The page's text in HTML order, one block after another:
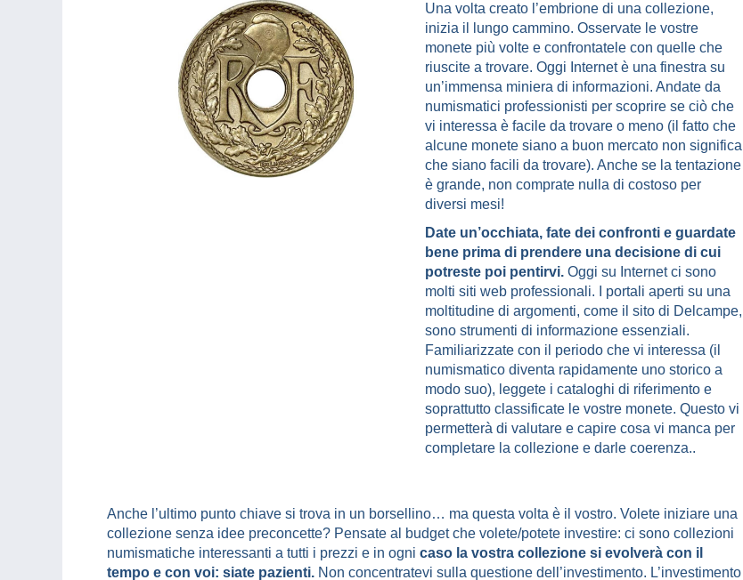
Una volta creato l’embrione di una collezione,
inizia il lungo cammino. Osservate le vostre
monete più volte e confrontatele con quelle che
riuscite a trovare. Oggi Internet è una finestra su
un’immensa miniera di informazioni. Andate da
numismatici professionisti per scoprire se ciò che
vi interessa è facile da trovare o meno (il fatto che
alcune monete siano a buon mercato non significa
che siano facili da trovare). Anche se la tentazione
è grande, non comprate nulla di costoso per
diversi mesi!
Date un’occhiata, fate dei confronti e guardate
bene prima di prendere una decisione di cui
potreste poi pentirvi. Oggi su Internet ci sono
molti siti web professionali. I portali aperti su una
moltitudine di argomenti, come il sito di Delcampe,
sono strumenti di informazione essenziali.
Familiarizzate con il periodo che vi interessa (il
numismatico diventa rapidamente uno storico a
modo suo), leggete i cataloghi di riferimento e
soprattutto classificate le vostre monete. Questo vi
permetterà di valutare e capire cosa vi manca per
completare la collezione e darle coerenza..
Anche l’ultimo punto chiave si trova in un borsellino… ma questa volta è il vostro. Volete iniziare una
collezione senza idee preconcette? Pensate al budget che volete/potete investire: ci sono collezioni
numismatiche interessanti a tutti i prezzi e in ogni caso la vostra collezione si evolverà con il
tempo e con voi: siate pazienti. Non concentratevi sulla questione dell’investimento. L’investimento